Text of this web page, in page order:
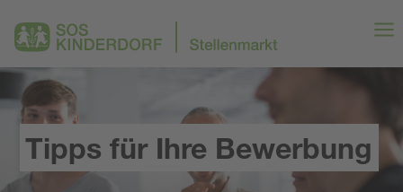
Tipps für Ihre Bewerbung